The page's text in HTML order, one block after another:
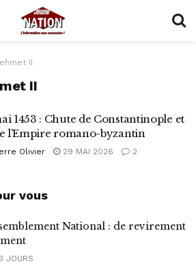
II
II
1453 : Chute de Constantinople et
l’Empire romano-byzantin
Olivier 29 MAI 2026 2
vous
National : de revirement
JOURS